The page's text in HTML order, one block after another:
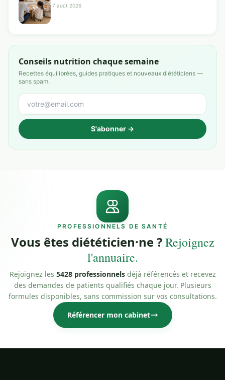
·7 août 2026
Conseils nutrition chaque semaine
Recettes équilibrées, guides pratiques et nouveaux diététiciens —
sans spam.
S'abonner →
PROFESSIONNELS DE SANTÉ
Vous êtes diététicien·ne ?Rejoignez
l'annuaire.
Rejoignez les 5428 professionnelsdéjà référencés et recevez
des demandes de patients qualifiés chaque jour. Plusieurs
formules disponibles, sans commission sur vos consultations.
Référencer mon cabinet